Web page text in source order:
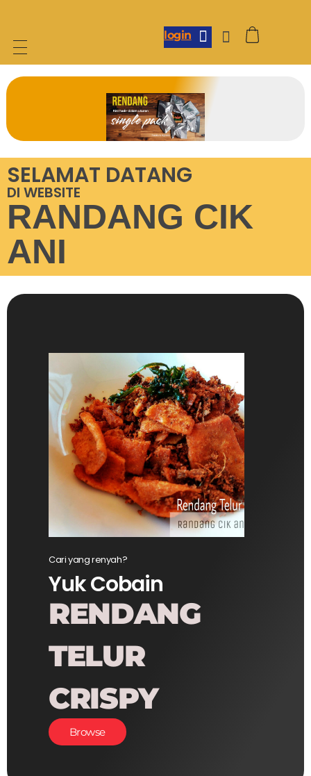
login
SELAMAT DATANG
DI WEBSITE
RANDANG CIK
ANI
Cari yang renyah?
Yuk Cobain
RENDANG
TELUR
CRISPY
Browse